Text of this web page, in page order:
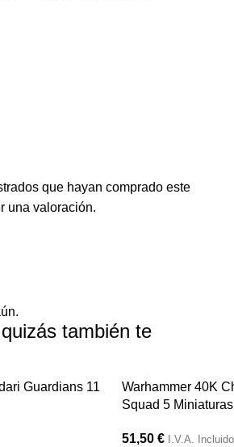
que hayan comprado este
una valoración.
también te
Guardians 11
Warhammer 40K
Squad 5 Miniaturas
51,50 € I.V.A. Incluido